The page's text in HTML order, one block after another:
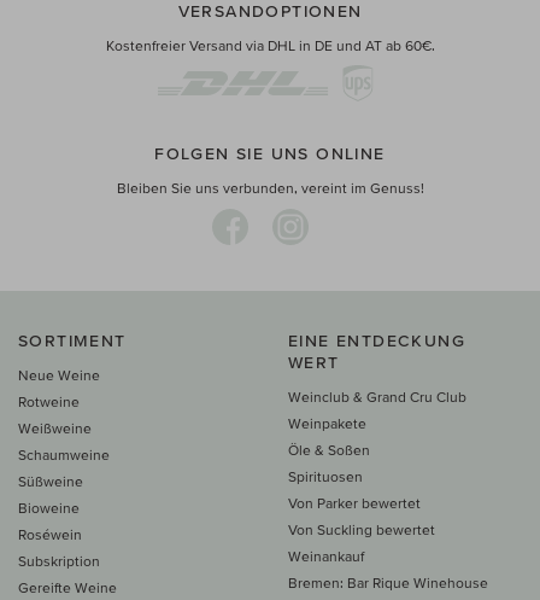
VERSANDOPTIONEN
Kostenfreier Versand via DHL in DE und AT ab 60€.
FOLGEN SIE UNS ONLINE
Bleiben Sie uns verbunden, vereint im Genuss!
SORTIMENT
Neue Weine
Rotweine
Weißweine
Schaumweine
Süßweine
Bioweine
Roséwein
Subskription
Gereifte Weine
EINE ENTDECKUNG
WERT
Weinclub & Grand Cru Club
Weinpakete
Öle & Soßen
Spirituosen
Von Parker bewertet
Von Suckling bewertet
Weinankauf
Bremen: Bar Rique Winehouse